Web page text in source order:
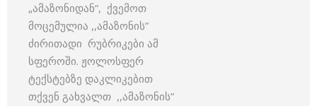
„ამაზონიდან“, ქვემოთ
მოცემულია ,,ამაზონის”
ძირითადი რუბრიკები ამ
სფეროში. ჟოლოსფერ
ტექსტებზე დაკლიკებით
თქვენ გახვალთ ,,ამაზონის”